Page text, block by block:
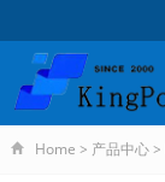
Home > 产品中心>